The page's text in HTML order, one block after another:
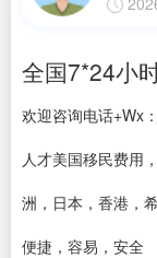
全国7*24小
欢迎咨询电话+Wx：
人才美国移民费用
洲，日本，香港，
便捷，容易，安全